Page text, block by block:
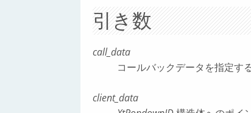
引き数
call_data
コールバックデータを指定す
client_data